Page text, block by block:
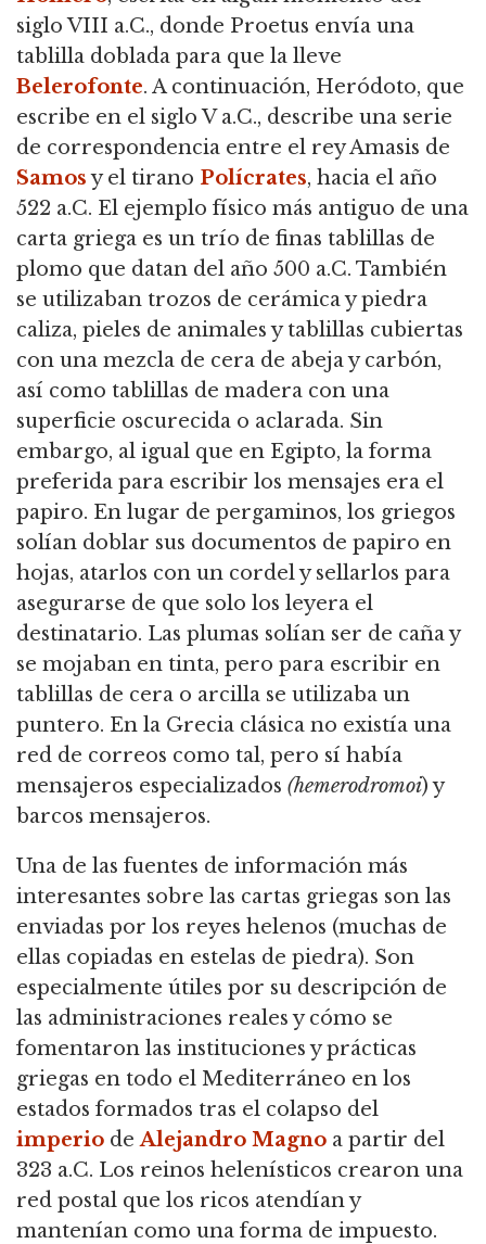
siglo VIII a.C., donde Proetus envía una
tablilla doblada para que la lleve
Belerofonte. A continuación, Heródoto, que
escribe en el siglo V a.C., describe una serie
de correspondencia entre el rey Amasis de
Samosy el tirano Polícrates, hacia el año
522 a.C. El ejemplo físico más antiguo de una
carta griega es un trío de finas tablillas de
plomo que datan del año 500 a.C. También
se utilizaban trozos de cerámica y piedra
caliza, pieles de animales y tablillas cubiertas
con una mezcla de cera de abeja y carbón,
así como tablillas de madera con una
superficie oscurecida o aclarada. Sin
embargo, al igual que en Egipto, la forma
preferida para escribir los mensajes era el
papiro. En lugar de pergaminos, los griegos
solían doblar sus documentos de papiro en
hojas, atarlos con un cordel y sellarlos para
asegurarse de que solo los leyera el
destinatario. Las plumas solían ser de caña y
se mojaban en tinta, pero para escribir en
tablillas de cera o arcilla se utilizaba un
puntero. En la Grecia clásica no existía una
red de correos como tal, pero sí había
mensajeros especializados (hemerodromoi) y
barcos mensajeros.
Una de las fuentes de información más
interesantes sobre las cartas griegas son las
enviadas por los reyes helenos (muchas de
ellas copiadas en estelas de piedra). Son
especialmente útiles por su descripción de
las administraciones reales y cómo se
fomentaron las instituciones y prácticas
griegas en todo el Mediterráneo en los
estados formados tras el colapso del
imperio deAlejandro Magno a partir del
323 a.C. Los reinos helenísticos crearon una
red postal que los ricos atendían y
mantenían como una forma de impuesto.